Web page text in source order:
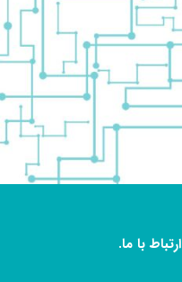
ارتباط با ما.